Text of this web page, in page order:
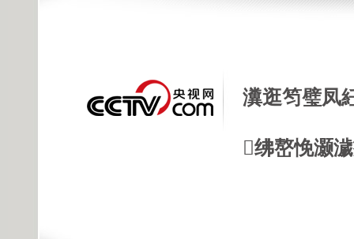
瀵逛笉璧凤
绋嶅悗灏